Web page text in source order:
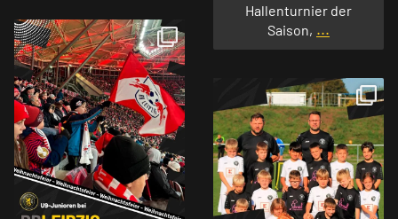
Hallenturnier der
Saison, ...